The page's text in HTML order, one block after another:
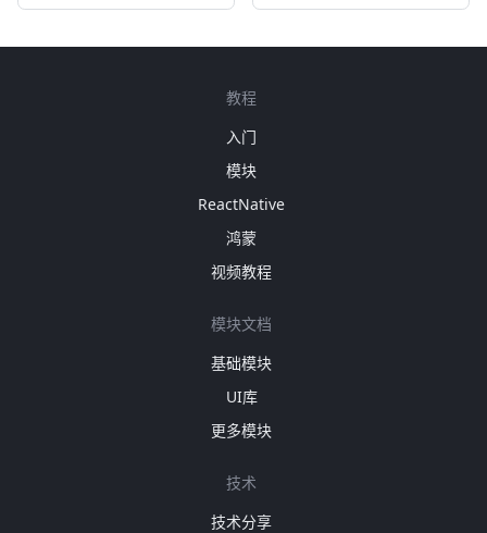
教程
入门
模块
ReactNative
鸿蒙
视频教程
模块文档
基础模块
UI库
更多模块
技术
技术分享